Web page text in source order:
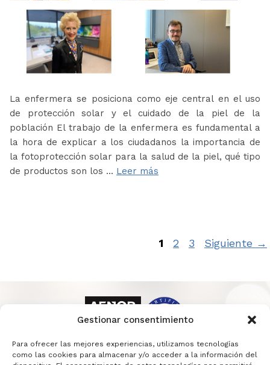
Gestionar consentimiento
Para ofrecer las mejores experiencias, utilizamos tecnologías
como las cookies para almacenar y/o acceder a la información del
La enfermera se posiciona como eje central en el uso
de protección solar y el cuidado de la piel de la
población El trabajo de la enfermera es fundamental a
la hora de explicar a los ciudadanos la importancia de
la fotoprotección solar para la salud de la piel, qué tipo
de productos son los … Leer más
Página
1 Página
2 Página
3 Siguiente →